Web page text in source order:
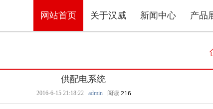
网站首页 关于汉威 新闻中心 产品
供配电系统
2016-6-15 21:18:22 admin 阅读